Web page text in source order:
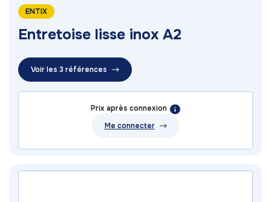
ENTIX
Entretoise lisse inox A2
Voir les 3 références
Prix après connexion
Me connecter